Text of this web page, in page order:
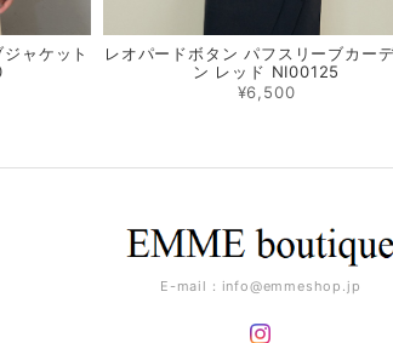
ャケット
レオパードボタン パフスリーブカー
ン レッド NI00125
¥6,500
E-mail： info@emmeshop.jp